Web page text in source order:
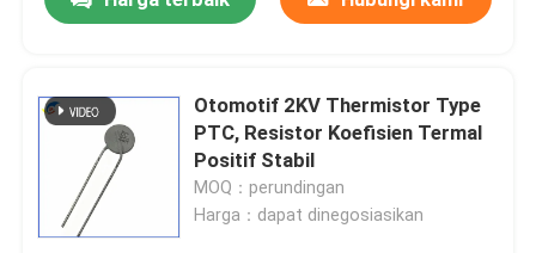
Otomotif 2KV Thermistor Type
PTC, Resistor Koefisien Termal
Positif Stabil
MOQ：perundingan
Harga：dapat dinegosiasikan